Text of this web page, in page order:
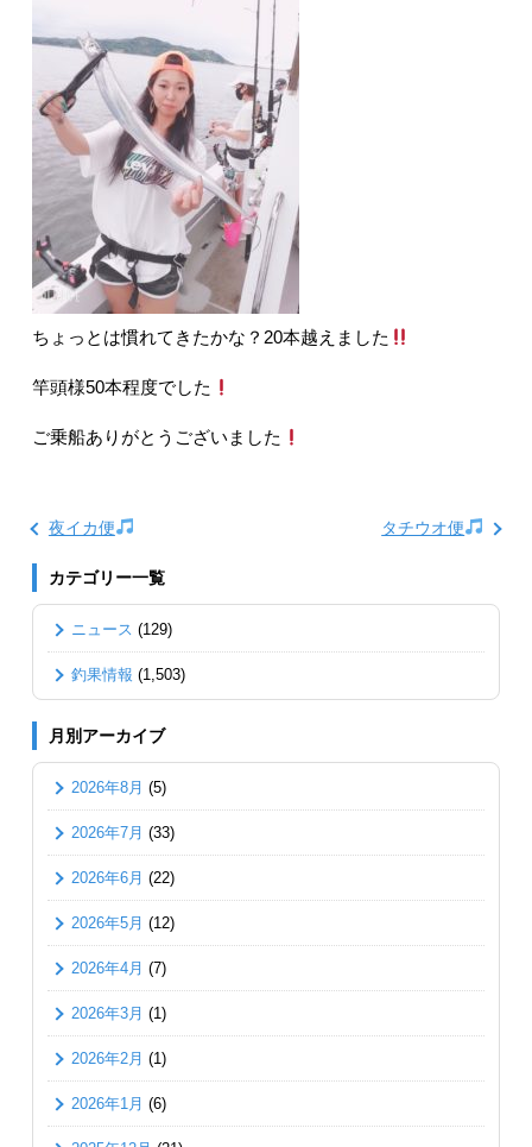
ちょっとは慣れてきたかな？20本越えました
竿頭様50本程度でした
ご乗船ありがとうございました
夜イカ便 タチウオ便
カテゴリー一覧
ニュース (129)
釣果情報 (1,503)
月別アーカイブ
2026年8月 (5)
2026年7月 (33)
2026年6月 (22)
2026年5月 (12)
2026年4月 (7)
2026年3月 (1)
2026年2月 (1)
2026年1月 (6)